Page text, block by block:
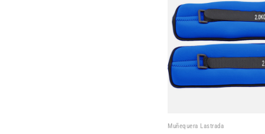
Muñequera Lastrada